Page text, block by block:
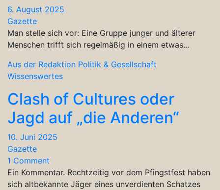
6. August 2025
Gazette
Man stelle sich vor: Eine Gruppe junger und älterer
Menschen trifft sich regelmäßig in einem etwas…
Aus der Redaktion Politik & Gesellschaft
Wissenswertes
Clash of Cultures oder
Jagd auf „die Anderen“
10. Juni 2025
Gazette
1 Comment
Ein Kommentar. Rechtzeitig vor dem Pfingstfest haben
sich altbekannte Jäger eines unverdienten Schatzes